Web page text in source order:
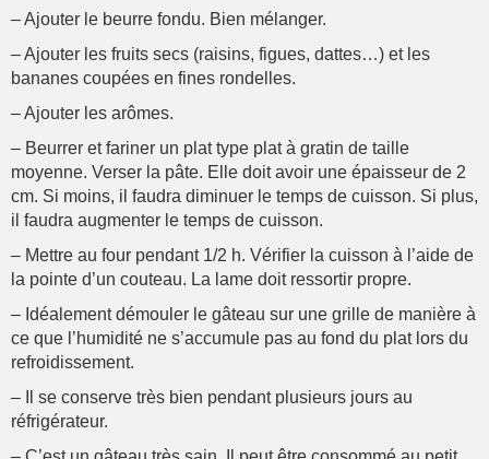
– Ajouter le beurre fondu. Bien mélanger.
– Ajouter les fruits secs (raisins, figues, dattes…) et les
bananes coupées en fines rondelles.
– Ajouter les arômes.
– Beurrer et fariner un plat type plat à gratin de taille
moyenne. Verser la pâte. Elle doit avoir une épaisseur de 2
cm. Si moins, il faudra diminuer le temps de cuisson. Si plus,
il faudra augmenter le temps de cuisson.
– Mettre au four pendant 1/2 h. Vérifier la cuisson à l’aide de
la pointe d’un couteau. La lame doit ressortir propre.
– Idéalement démouler le gâteau sur une grille de manière à
ce que l’humidité ne s’accumule pas au fond du plat lors du
refroidissement.
– Il se conserve très bien pendant plusieurs jours au
réfrigérateur.